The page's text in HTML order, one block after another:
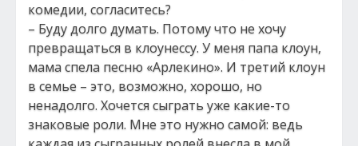
комедии, согласитесь?
– Буду долго думать. Потому что не хочу
превращаться в клоунессу. У меня папа клоун,
мама спела песню «Арлекино». И третий клоун
в семье – это, возможно, хорошо, но
ненадолго. Хочется сыграть уже какие-то
знаковые роли. Мне это нужно самой: ведь